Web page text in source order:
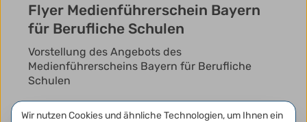
Flyer Medienführerschein Bayern
für Berufliche Schulen
Vorstellung des Angebots des
Medienführerscheins Bayern für Berufliche
Schulen
Broschüre
Datenschutzeinstellungen
Wir nutzen Cookies und ähnliche Technologien, um Ihnen ein